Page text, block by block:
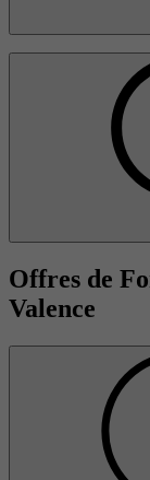
Offres de
Valence